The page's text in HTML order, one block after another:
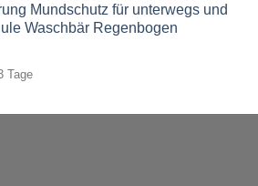
Mundschutz für unterwegs und
Waschbär Regenbogen
Tage